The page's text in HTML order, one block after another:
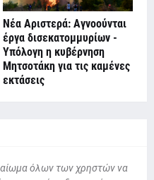
Νέα Αριστερά: Αγνοούνται
έργα δισεκατομμυρίων -
Υπόλογη η κυβέρνηση
Μητσοτάκη για τις καμένες
εκτάσεις
όλων των χρηστών να